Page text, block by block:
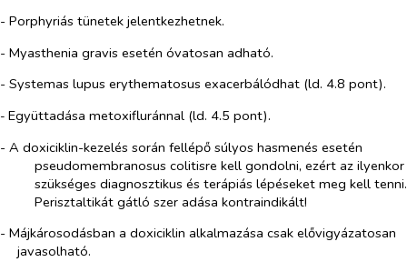
- Porphyriás tünetek jelentkezhetnek.
- Myasthenia gravis esetén óvatosan adható.
- Systemas lupus erythematosus exacerbálódhat (ld. 4.8 pont).
- Együttadása metoxifluránnal (ld. 4.5 pont).
- A doxiciklin-kezelés során fellépő súlyos hasmenés esetén
pseudomembranosus colitisre kell gondolni, ezért az ilyenkor
szükséges diagnosztikus és terápiás lépéseket meg kell tenni.
Perisztaltikát gátló szer adása kontraindikált!
- Májkárosodásban a doxiciklin alkalmazása csak elővigyázatosan
javasolható.